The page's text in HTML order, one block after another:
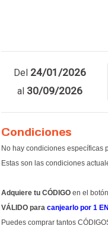
Del 24/01/2026
al 30/09/2026
Condiciones
No hay condiciones específicas
Estas son las condiciones
Adquiere tu CÓDIGO en el botón
VÁLIDO para canjearlo por 1
Puedes comprar tantos